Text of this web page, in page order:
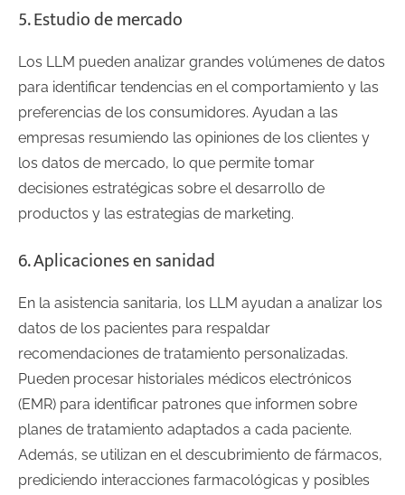
5. Estudio de mercado
Los LLM pueden analizar grandes volúmenes de datos
para identificar tendencias en el comportamiento y las
preferencias de los consumidores. Ayudan a las
empresas resumiendo las opiniones de los clientes y
los datos de mercado, lo que permite tomar
decisiones estratégicas sobre el desarrollo de
productos y las estrategias de marketing.
6. Aplicaciones en sanidad
En la asistencia sanitaria, los LLM ayudan a analizar los
datos de los pacientes para respaldar
recomendaciones de tratamiento personalizadas.
Pueden procesar historiales médicos electrónicos
(EMR) para identificar patrones que informen sobre
planes de tratamiento adaptados a cada paciente.
Además, se utilizan en el descubrimiento de fármacos,
prediciendo interacciones farmacológicas y posibles